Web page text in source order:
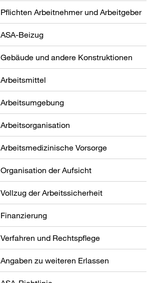
Pflichten Arbeitnehmer und Arbeitgeber
ASA-Beizug
Gebäude und andere Konstruktionen
Arbeitsmittel
Arbeitsumgebung
Arbeitsorganisation
Arbeitsmedizinische Vorsorge
Organisation der Aufsicht
Vollzug der Arbeitssicherheit
Finanzierung
Verfahren und Rechtspflege
Angaben zu weiteren Erlassen